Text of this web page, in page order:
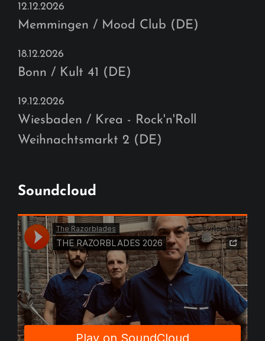
12.12.2026
Memmingen / Mood Club (DE)
18.12.2026
Bonn / Kult 41 (DE)
19.12.2026
Wiesbaden / Krea - Rock'n'Roll
Weihnachtsmarkt 2 (DE)
Soundcloud